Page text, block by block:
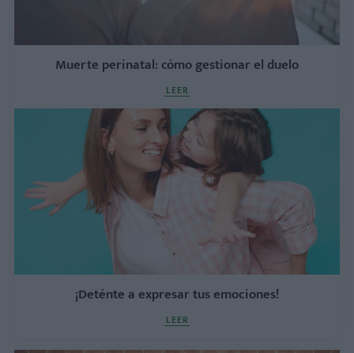
Muerte perinatal: cómo gestionar el duelo
LEER
¡Deténte a expresar tus emociones!
LEER